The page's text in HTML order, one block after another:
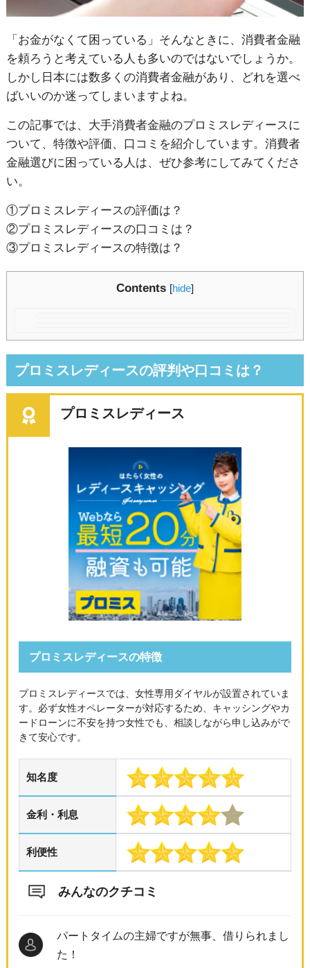
「お金がなくて困っている」そんなときに、消費者金融
を頼ろうと考えている人も多いのではないでしょうか。
しかし日本には数多くの消費者金融があり、どれを選べ
ばいいのか迷ってしまいますよね。
この記事では、大手消費者金融のプロミスレディースに
ついて、特徴や評価、口コミを紹介しています。 消費者
金融選びに困っている人は、ぜひ参考にしてみてくださ
い。
①プロミスレディースの評価は？
②プロミスレディースの口コミは？
③プロミスレディースの特徴は？
Contents [hide]
プロミスレディースの評判や口コミは？
プロミスレディース
プロミスレディースの特徴
プロミスレディースでは、女性専用ダイヤルが設置されていま
す。必ず女性オペレーターが対応するため、キャッシングやカ
ードローンに不安を持つ女性でも、相談しながら申し込みがで
きて安心です。
知名度
金利・利息
利便性
みんなのクチコミ
パートタイムの主婦ですが無事、借りられまし
た！